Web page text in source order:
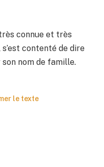
connue et très
contenté de dire
nom de famille.
le texte